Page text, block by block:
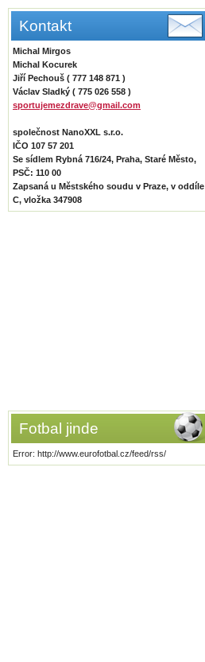
Kontakt
Michal Mirgos
Michal Kocurek
Jiří Pechouš ( 777 148 871 )
Václav Sladký ( 775 026 558 )
sportujemezdrave@gmail.com
společnost NanoXXL s.r.o.
IČO 107 57 201
Se sídlem Rybná 716/24, Praha, Staré Město,
PSČ: 110 00
Zapsaná u Městského soudu v Praze, v oddíle
C, vložka 347908
Fotbal jinde
Error: http://www.eurofotbal.cz/feed/rss/